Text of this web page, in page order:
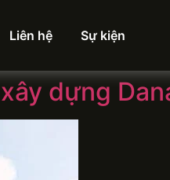
Liên hệ Sự kiện
dựng